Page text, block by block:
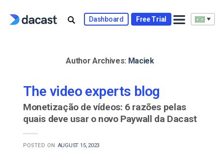
Dashboard Free Trial
Author Archives: Maciek
The video experts blog
Monetização de vídeos: 6 razões pelas
quais deve usar o novo Paywall da Dacast
POSTED ON AUGUST 15, 2023